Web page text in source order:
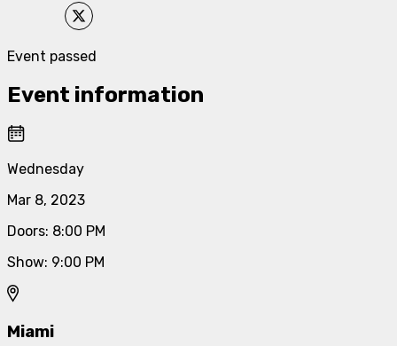
Event passed
Event information
Wednesday
Mar 8, 2023
Doors: 8:00 PM
Show: 9:00 PM
Miami